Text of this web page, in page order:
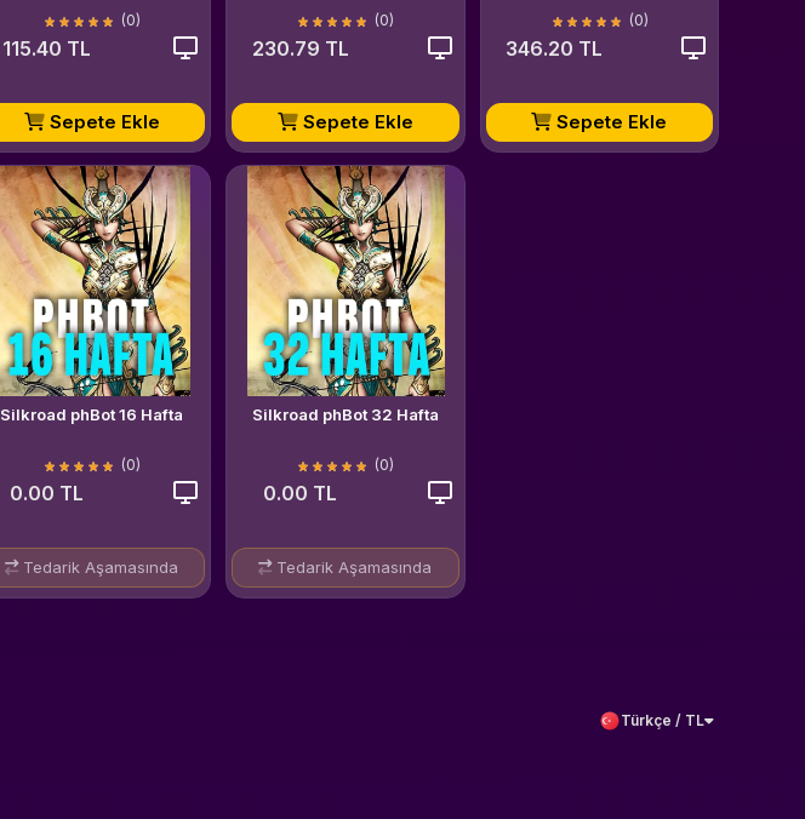
(0)
115.40 TL
Sepete Ekle
(0)
230.79 TL
Sepete Ekle
(0)
346.20 TL
Sepete Ekle
Silkroad phBot 16 Hafta
(0)
0.00 TL
Tedarik Aşamasında
Silkroad phBot 32 Hafta
(0)
0.00 TL
Tedarik Aşamasında
Türkçe / TL